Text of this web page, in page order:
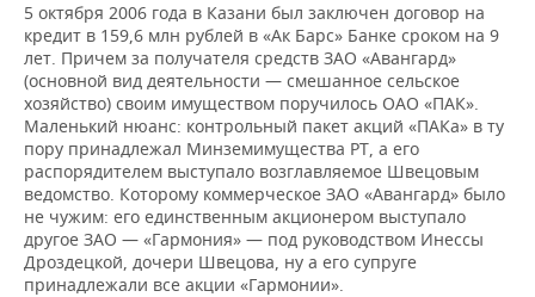
5 октября 2006 года в Казани был заключен договор на
кредит в 159,6 млн рублей в «Ак Барс» Банке сроком на 9
лет. Причем за получателя средств ЗАО «Авангард»
(основной вид деятельности — смешанное сельское
хозяйство) своим имуществом поручилось ОАО «ПАК».
Маленький нюанс: контрольный пакет акций «ПАКа» в ту
пору принадлежал Минземимущества РТ, а его
распорядителем выступало возглавляемое Швецовым
ведомство. Которому коммерческое ЗАО «Авангард» было
не чужим: его единственным акционером выступало
другое ЗАО — «Гармония» — под руководством Инессы
Дроздецкой, дочери Швецова, ну а его супруге
принадлежали все акции «Гармонии».